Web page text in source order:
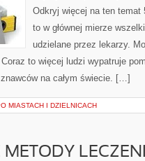
Odkryj więcej na ten temat
to w głównej mierze
udzielane przez lekarzy.
to więcej ludzi wypatruje
na całym świecie. […]
MIASTACH I DZIELNICACH
METODY